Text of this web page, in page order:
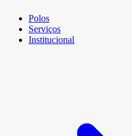
Polos
Serviços
Institucional